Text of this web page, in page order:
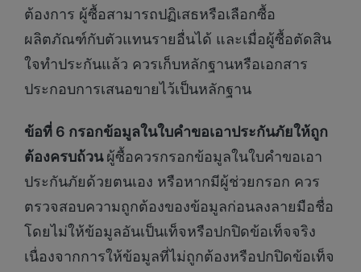
ต้องการ ผู้ซื้อสามารถปฏิเสธหรือเลือกซื้อ
ผลิตภัณฑ์กับตัวแทนรายอื่นได้ และเมื่อผู้ซื้อตัดสิน
ใจทำประกันแล้ว ควรเก็บหลักฐานหรือเอกสาร
ประกอบการเสนอขายไว้เป็นหลักฐาน
ข้อที่ 6 กรอกข้อมูลในใบคำขอเอาประกันภัยให้ถูก
ต้องครบถ้วนผู้ซื้อควรกรอกข้อมูลในใบคำขอเอา
ประกันภัยด้วยตนเอง หรือหากมีผู้ช่วยกรอก ควร
ตรวจสอบความถูกต้องของข้อมูลก่อนลงลายมือชื่อ
โดยไม่ให้ข้อมูลอันเป็นเท็จหรือปกปิดข้อเท็จจริง
เนื่องจากการให้ข้อมูลที่ไม่ถูกต้องหรือปกปิดข้อเท็จ